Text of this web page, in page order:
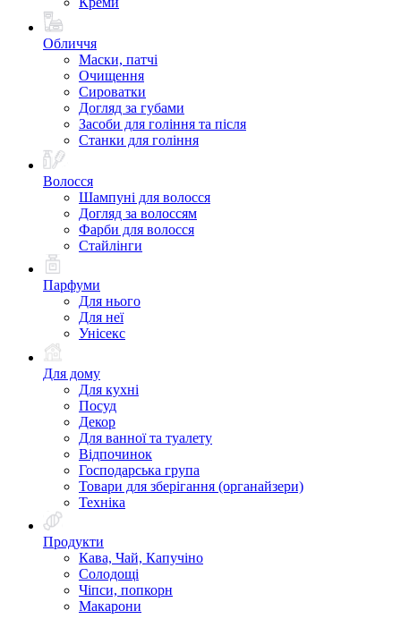
Обличчя
Маски, патчі
Очищення
Сироватки
Догляд за губами
Засоби для гоління та після
Станки для гоління
Волосся
Шампуні для волосся
Догляд за волоссям
Фарби для волосся
Стайлінги
Парфуми
Для нього
Для неї
Унісекс
Для дому
Для кухні
Посуд
Декор
Для ванної та туалету
Відпочинок
Господарська група
Товари для зберігання (органайзери)
Техніка
Продукти
Кава, Чай, Капучіно
Солодощі
Чіпси, попкорн
Макарони